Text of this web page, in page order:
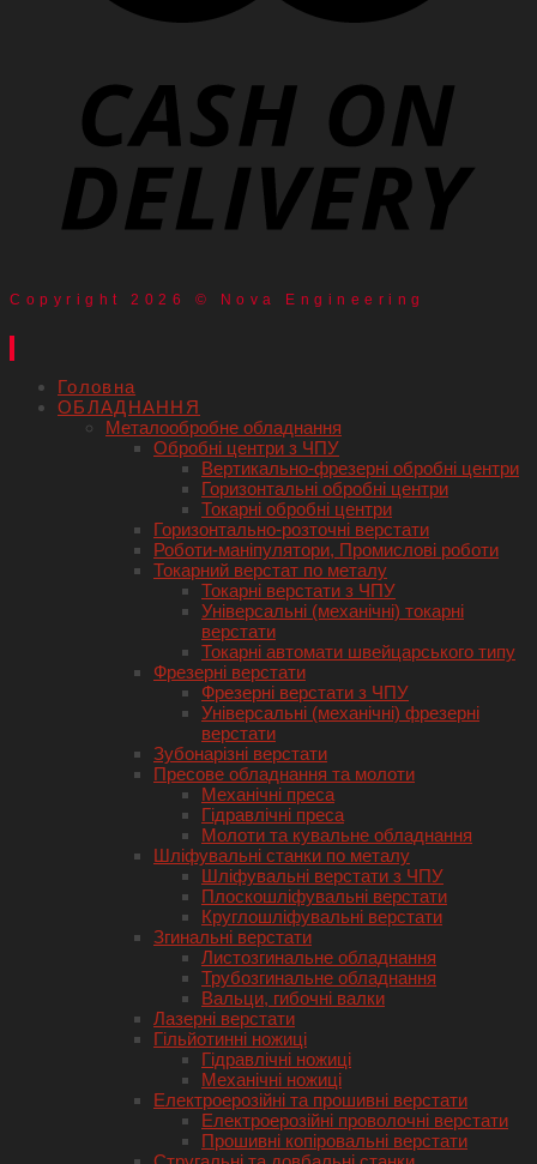
Copyright 2026 © Nova Engineering
Головна
ОБЛАДНАННЯ
Металообробне обладнання
Обробні центри з ЧПУ
Вертикально-фрезерні обробні центри
Горизонтальні обробні центри
Токарні обробні центри
Горизонтально-розточні верстати
Роботи-маніпулятори, Промислові роботи
Токарний верстат по металу
Токарні верстати з ЧПУ
Універсальні (механічні) токарні
верстати
Токарні автомати швейцарського типу
Фрезерні верстати
Фрезерні верстати з ЧПУ
Універсальні (механічні) фрезерні
верстати
Зубонарізні верстати
Пресове обладнання та молоти
Механічні преса
Гідравлічні преса
Молоти та кувальне обладнання
Шліфувальні станки по металу
Шліфувальні верстати з ЧПУ
Плоскошліфувальні верстати
Круглошліфувальні верстати
Згинальні верстати
Листозгинальне обладнання
Трубозгинальне обладнання
Вальци, гибочні валки
Лазерні верстати
Гільйотинні ножиці
Гідравлічні ножиці
Механічні ножиці
Електроерозійні та прошивні верстати
Електроерозійні проволочні верстати
Прошивні копіровальні верстати